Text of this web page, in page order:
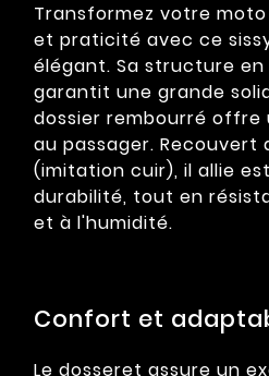
Transformez votre
et praticité avec ce
élégant. Sa structure
garantit une grande
dossier rembourré offre
au passager. Recouvert
(imitation cuir), il allie
durabilité, tout en
et à l'humidité.
Confort et
Le dosseret assure un